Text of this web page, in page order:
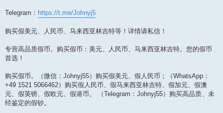
Telegram： https://t.me/Johnyj5
购买假美元、人民币、马来西亚林吉特等！详情请私信！
专营高品质假币。购买假币：美元、人民币、马来西亚林吉特。您的假币
首选！
购买假币。（微信：Johnyj55）购买假美元、假人民币；（WhatsApp：
+49 1521 5066462）购买假人民币、假马来西亚林吉特、假加元、假澳
元、假英镑、假欧元、假港币。 （Telegram：Johnyj55）购买高品质、未
经鉴定的假钞。